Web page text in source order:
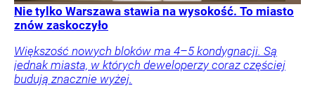
Nie tylko Warszawa stawia na wysokość. To miasto
znów zaskoczyło
Większość nowych bloków ma 4–5 kondygnacji. Są
jednak miasta, w których deweloperzy coraz częściej
budują znacznie wyżej.